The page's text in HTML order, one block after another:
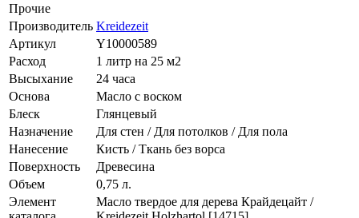
Прочие
Производитель Kreidezeit
Артикул
Y10000589
Расход
1 литр на 25 м2
Высыхание
24 часа
Основа
Масло с воском
Блеск
Глянцевый
Назначение
Для стен / Для потолков / Для пола
Нанесение
Кисть / Ткань без ворса
Поверхность
Древесина
Объем
0,75 л.
Элемент
Масло твердое для дерева Крайдецайт /